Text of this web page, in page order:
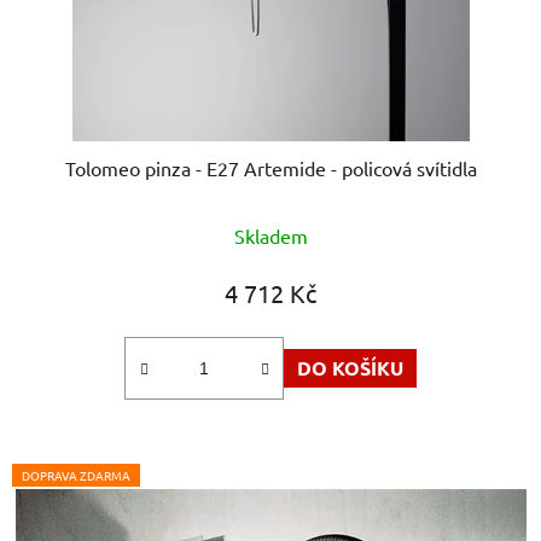
Tolomeo pinza - E27 Artemide - policová svítidla
hodnocení
produktu
5,0
Skladem
4 712 Kč
DO KOŠÍKU
DOPRAVA ZDARMA